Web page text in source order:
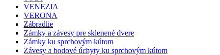
VENEZIA
VERONA
Zábradlie
Zámky a závesy pre sklenené dvere
Zámky ku sprchovým kútom
Závesy a bodové úchyty ku sprchovým kútom